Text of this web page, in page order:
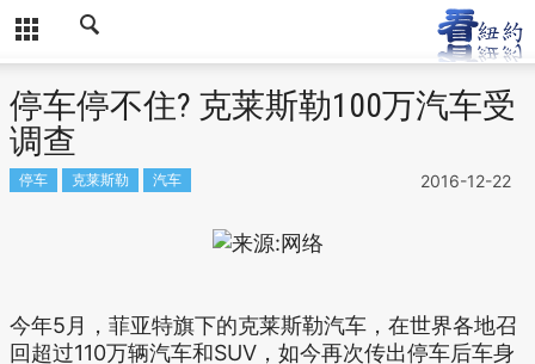
停车停不住? 克莱斯勒100万汽车受
调查
2016-12-22
停车 克莱斯勒 汽车
今年5月，菲亚特旗下的克莱斯勒汽车，在世界各地召
回超过110万辆汽车和SUV，如今再次传出停车后车身